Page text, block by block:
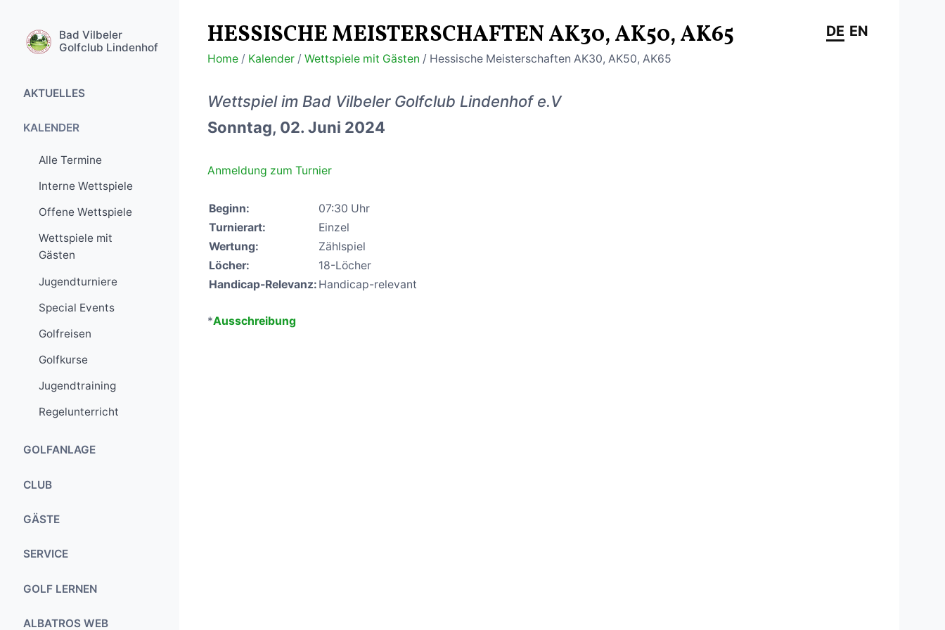
Bad Vilbeler
Golfclub Lindenhof
AKTUELLES
Golfanlage aktuell
KALENDER
Alle Termine
Interne Wettspiele
Offene Wettspiele
Wettspiele mit
Gästen
Jugendturniere
Special Events
Golfreisen
Golfkurse
Jugendtraining
Regelunterricht
GOLFANLAGE
Der Platz
Greenkeeping
Übungsanlagen
CLUB
Prinzipien
Anfahrt
Historie
GÄSTE
Greenfee
SERVICE
Sekretariat
GOLF LERNEN
Jugendtraining
ALBATROS WEB
DE EN
HESSISCHE MEISTERSCHAFTEN AK30, AK50, AK65
Home/ Kalender/ Wettspiele mit Gästen / Hessische Meisterschaften AK30, AK50, AK65
Wettspiel im Bad Vilbeler Golfclub Lindenhof e.V
Sonntag, 02. Juni 2024
Anmeldung zum Turnier
Beginn:
07:30 Uhr
Turnierart:
Einzel
Wertung:
Zählspiel
Löcher:
18-Löcher
Handicap-Relevanz: Handicap-relevant
*Ausschreibung